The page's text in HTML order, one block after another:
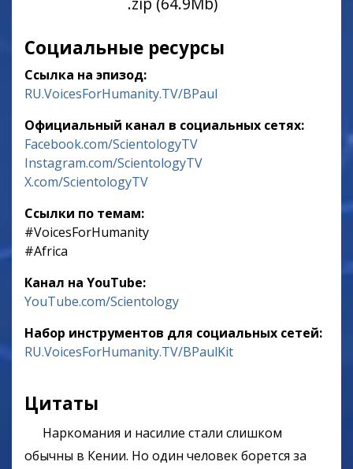
Социальные ресурсы
Ссылка на эпизод:
RU.VoicesForHumanity.TV/BPaul
Официальный канал в социальных сетях:
Facebook.com/ScientologyTV
Instagram.com/ScientologyTV
X.com/ScientologyTV
Ссылки по темам:
‎#VoicesForHumanity
‎#Africa
Канал на YouTube:
YouTube.com/Scientology
Набор инструментов для социальных сетей:
RU.VoicesForHumanity.TV/BPaulKit
Цитаты
Наркомания и насилие стали слишком
обычны в Кении. Но один человек борется за